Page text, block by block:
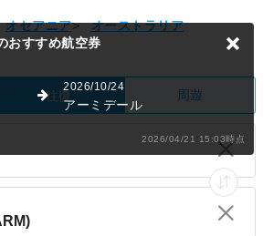
オセアニア>
オーストラリア
往復 周遊
おすすめ航空券
2026/10/24
アーミデール
2026/04/21 15:03時点